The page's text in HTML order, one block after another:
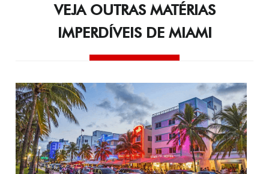
VEJA OUTRAS MATÉRIAS
IMPERDÍVEIS DE MIAMI